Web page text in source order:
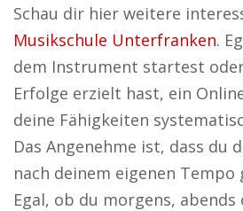
Schau dir hier weitere
Musikschule Unterfranken.
dem Instrument startest
Erfolge erzielt hast, ein
deine Fähigkeiten
Das Angenehme ist, dass du
nach deinem eigenen
Egal, ob du morgens, abends